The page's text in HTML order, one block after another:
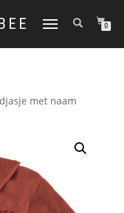
TOGGLE
0
met naam